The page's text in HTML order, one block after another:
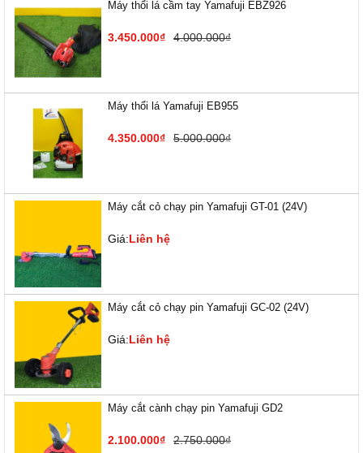
Máy thổi lá cầm tay Yamafuji EBZ926
3.450.000₫ 4.000.000₫
Máy thổi lá Yamafuji EB955
4.350.000₫ 5.000.000₫
Máy cắt cỏ chạy pin Yamafuji GT-01 (24V)
Giá:Liên hệ
Máy cắt cỏ chạy pin Yamafuji GC-02 (24V)
Giá:Liên hệ
Máy cắt cành chạy pin Yamafuji GD2
2.100.000₫ 2.750.000₫